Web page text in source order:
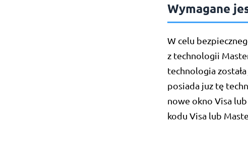
Wymagane
W celu
z technologii
technologia
posiada juz tę
nowe okno Visa
kodu Visa lub